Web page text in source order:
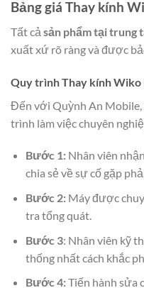
Bảng giá Thay kính
Tất cả sản phẩm tại trung
xuất xứ rõ ràng và được
Quy trình Thay kính
Đến với Quỳnh An Mobile,
trình làm việc chuyên
Bước 1: Nhân viên
chia sẻ về sự cố gặp
Bước 2:Máy được
tra tổng quát.
Bước 3: Nhân viên kỹ
thống nhất cách khắc
Bước 4:Tiến hành sửa